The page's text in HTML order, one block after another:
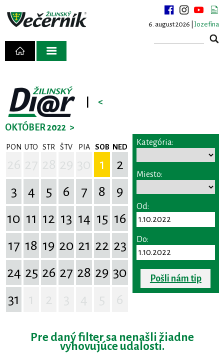
6. august 2026 | Jozefína
<
OKTÓBER 2022 >
PON UTO STR ŠTV PIA SOB NED
1
2
3
4 5 6 7 8
9
10 11 12 13 14 15 16
17 18 19 20 21 22 23
24 25 26 27 28 29 30
31
Kategória:
Miesto:
Od:
Do:
Pošli nám tip
Pre daný filter sa nenašli žiadne
vyhovujúce udalosti.